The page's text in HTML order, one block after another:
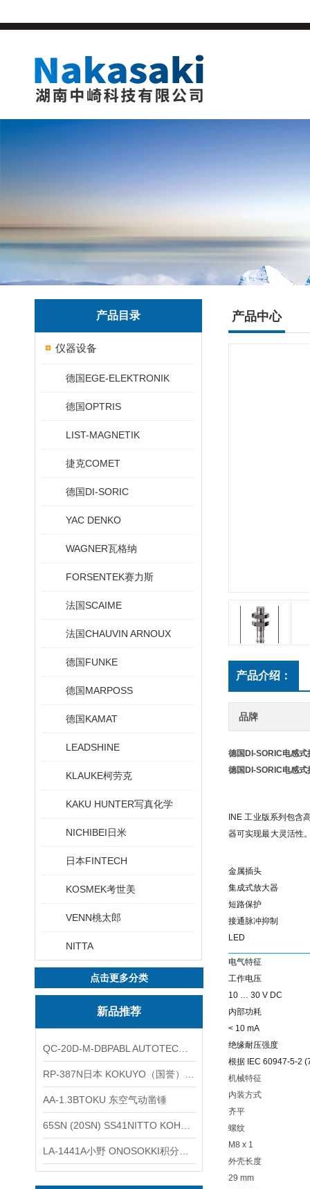
产品目录
仪器设备
德国EGE-ELEKTRONIK
德国OPTRIS
LIST-MAGNETIK
捷克COMET
德国DI-SORIC
YAC DENKO
WAGNER瓦格纳
FORSENTEK赛力斯
法国SCAIME
法国CHAUVIN ARNOUX
德国FUNKE
德国MARPOSS
德国KAMAT
LEADSHINE
KLAUKE柯劳克
KAKU HUNTER写真化学
NICHIBEI日米
日本FINTECH
KOSMEK考世美
VENN桃太郎
NITTA
点击更多分类
新品推荐
AA-1.3BTOKU 东空气动凿锤
产品中心
产品介绍：
品牌
德国DI-SORIC电感式
德国DI-SORIC电感式
INE 工业版系列包含
器可实现最大灵活性
金属插头
集成式放大器
短路保护
接通脉冲抑制
LED
电气特征
工作电压
10 … 30 V DC
内部功耗
< 10 mA
绝缘耐压强度
根据 IEC 60947-5-2
机械特征
内装方式
齐平
螺纹
M8 x 1
外壳长度
29 mm